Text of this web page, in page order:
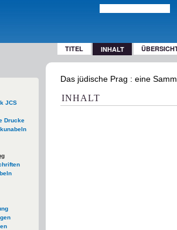
TITEL INHALT
JCS
Drucke
Das jüdische Prag : eine
INHALT